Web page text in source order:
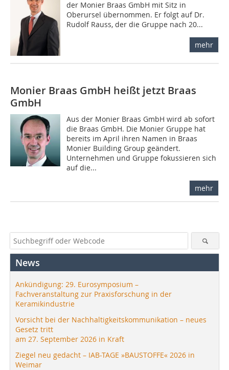
der Monier Braas GmbH mit Sitz in
Oberursel übernommen. Er folgt auf Dr.
Rudolf Rauss, der die Gruppe nach 20...
mehr
Monier Braas GmbH heißt jetzt Braas
GmbH
Aus der Monier Braas GmbH wird ab sofort
die Braas GmbH. Die Monier Gruppe hat
bereits im April ihren Namen in Braas
Monier Building Group geändert.
Unternehmen und Gruppe fokussieren sich
auf die...
mehr
News
Ankündigung: 29. Eurosymposium –
Fachveranstaltung zur Praxisforschung in der
Keramikindustrie
Vorsicht bei der Nachhaltigkeitskommunikation – neues
Gesetz tritt
am 27. September 2026 in Kraft
Ziegel neu gedacht – IAB-TAGE »BAUSTOFFE« 2026 in
Weimar